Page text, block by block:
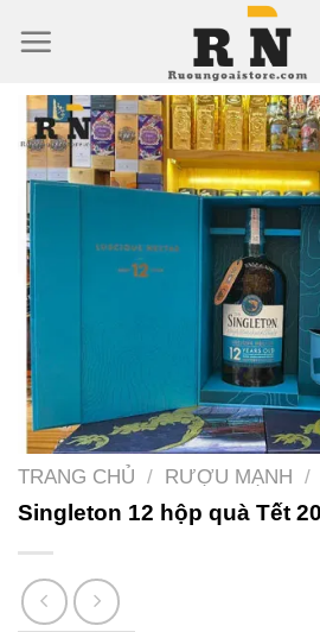
qua
nội
dung
TRANG CHỦ / RƯỢU MẠNH /
Singleton 12 hộp quà Tết